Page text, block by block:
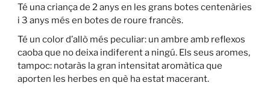
Té una criança de 2 anys en les grans botes centenàries
i 3 anys més en botes de roure francès.
Té un color d’allò més peculiar: un ambre amb reflexos
caoba que no deixa indiferent a ningú. Els seus aromes,
tampoc: notaràs la gran intensitat aromàtica que
aporten les herbes en què ha estat macerant.